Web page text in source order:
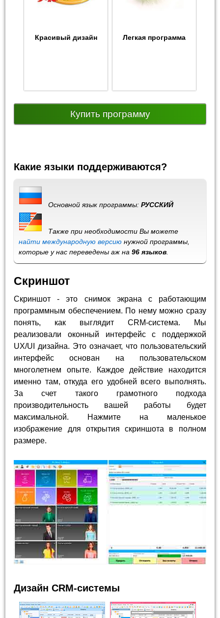
Красивый дизайн Легкая программа
Купить программу
Какие языки поддерживаются?
Основной язык программы:РУССКИЙ
Также при необходимости Вы можете
найти международную версию нужной программы,
которые у нас переведены аж на96 языков
Скриншот
Скриншот - это снимок экрана с работающим
программным обеспечением. По нему можно сразу
понять, как выглядит CRM-система. Мы
реализовали оконный интерфейс с поддержкой
UX/UI дизайна. Это означает, что пользовательский
интерфейс основан на пользовательском
многолетнем опыте. Каждое действие находится
именно там, откуда его удобней всего выполнять.
За счет такого грамотного подхода
производительность вашей работы будет
максимальной. Нажмите на маленькое
изображение для открытия скриншота в полном
размере.
Дизайн CRM-системы